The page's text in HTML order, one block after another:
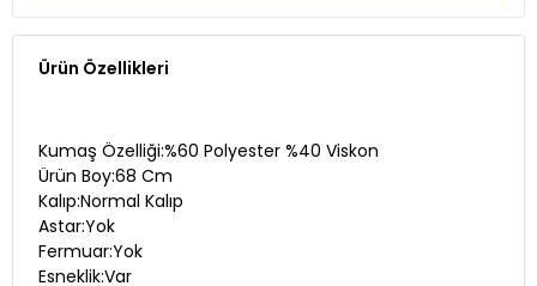
Ürün Özellikleri
Kumaş Özelliği:%60 Polyester %40 Viskon
Ürün Boy:68 Cm
Kalıp:Normal Kalıp
Astar:Yok
Fermuar:Yok
Esneklik:Var